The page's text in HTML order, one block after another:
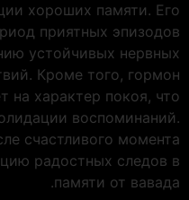
хороших памяти. Его
приятных эпизодов
устойчивых нервных
Кроме того, гормон
на характер покоя, что
воспоминаний.
счастливого момента
радостных следов в
памяти от вавада.